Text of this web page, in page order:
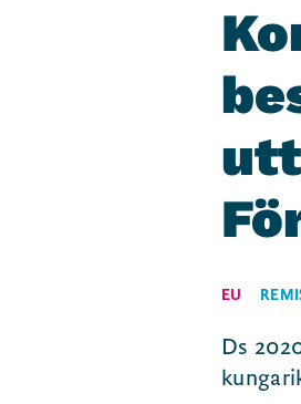
EU
Ds